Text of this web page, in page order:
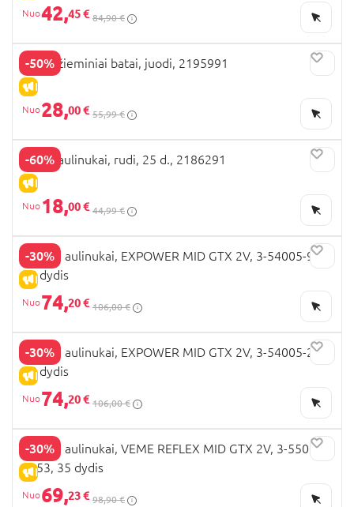
42,45 € 84,90 €
-50%
IŠPARDAVIMAS
BEPPI žieminiai batai, juodi, 2195991
28,00 € 55,99 €
-60%
IŠPARDAVIMAS
BEPPI aulinukai, rudi, 25 d., 2186291
18,00 € 44,99 €
-30%
IŠPARDAVIMAS
VIKING aulinukai, EXPOWER MID GTX 2V, 3-54005-9,
35 dydis
74,20 € 106,00 €
-30%
IŠPARDAVIMAS
VIKING aulinukai, EXPOWER MID GTX 2V, 3-54005-2,
26 dydis
74,20 € 106,00 €
-30%
IŠPARDAVIMAS
VIKING aulinukai, VEME REFLEX MID GTX 2V, 3-55005-
5353, 35 dydis
69,23 € 98,90 €